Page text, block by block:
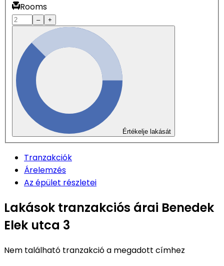
Rooms
– +
Értékelje lakását
Tranzakciók
Árelemzés
Az épület részletei
Lakások tranzakciós árai Benedek
Elek utca 3
Nem található tranzakció a megadott címhez